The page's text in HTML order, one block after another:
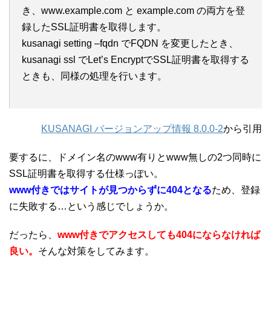
き、www.example.com と example.com の両方を登
録したSSL証明書を取得します。
kusanagi setting –fqdn でFQDN を変更したとき、
kusanagi ssl でLet’s EncryptでSSL証明書を取得する
ときも、同様の処理を行います。
KUSANAGI バージョンアップ情報 8.0.0-2から引用
要するに、ドメイン名のwww有りとwww無しの2つ同時に
SSL証明書を取得する仕様っぽい。
www付きではサイトが見つからずに404となるため、登録
に失敗する…という感じでしょうか。
だったら、 www付きでアクセスしても404にならなければ
良い。 そんな対策をしてみます。